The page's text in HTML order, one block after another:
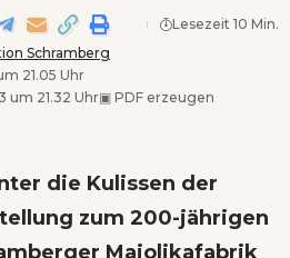
Schramberg
21.05 Uhr
um 21.32 Uhr▣ PDF erzeugen
Lesezeit 10 Min.
die Kulissen der
zum 200-jährigen
Majolikafabrik